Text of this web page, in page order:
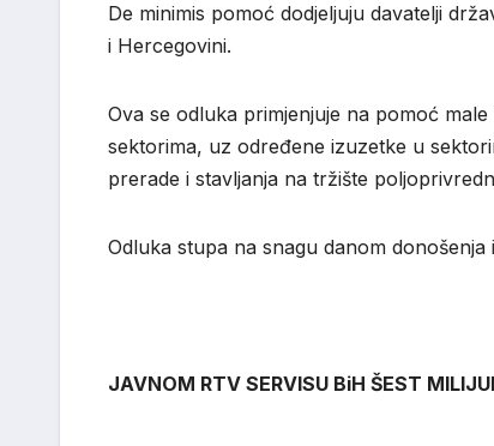
De minimis pomoć dodjeljuju davatelji
i Hercegovini.
Ova se odluka primjenjuje na pomoć
sektorima, uz određene izuzetke u
prerade i stavljanja na tržište
Odluka stupa na snagu danom
JAVNOM RTV SERVISU BiH ŠEST